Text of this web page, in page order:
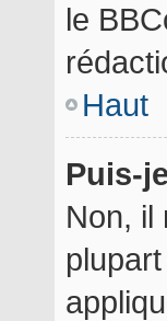
le
Haut
Puis-
Non, il